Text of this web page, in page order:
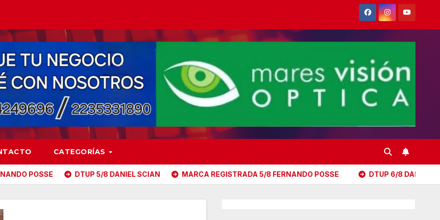
CATEGORÍAS
DTUP 5/8 DANIEL SCIAN MARCA REGISTRADA 5/8 FERNANDO POSSE DTUP 6/8 DANIEL SCIAN